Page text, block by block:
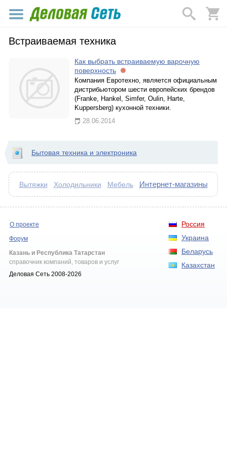
Встраиваемая техника
Как выбрать встраиваемую варочную
поверхность
Компания Евротехно, является официальным
дистрибьютором шести европейских брендов
(Franke, Hankel, Simfer, Oulin, Harte,
Kuppersberg) кухонной техники.
28.06.2014
Бытовая техника и электроника
Вытяжки Холодильники Мебель Интернет-магазины
Россия
Украина
Беларусь
Казахстан
О проекте
Форум
Казань и Республика Татарстан
справочник компаний, товаров и услуг
Деловая Сеть 2008-2026